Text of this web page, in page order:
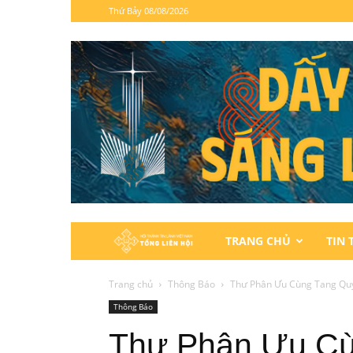
Thứ Bảy 08/08/2026
Hội
Thánh
TRANG CHỦ TIN
Trang chủ Thông Báo Thư Phân Ưu Cùng Tang
Thông Báo
Thư Phân Ưu